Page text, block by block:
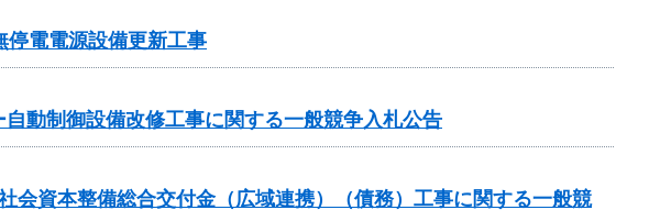
停電電源設備更新工事
動制御設備改修工事に関する一般競争入札公告
資本整備総合交付金（広域連携）（債務）工事に関する一般競